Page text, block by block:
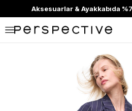
Aksesuarlar & Ayakkabıda